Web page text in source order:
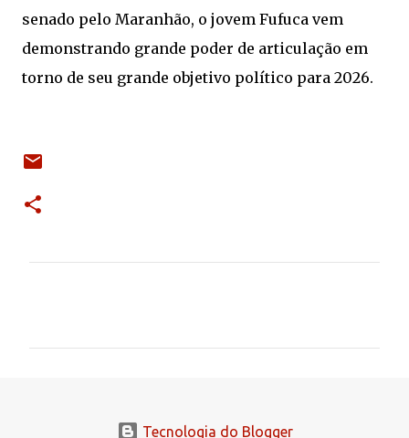
senado pelo Maranhão, o jovem Fufuca vem
demonstrando grande poder de articulação em
torno de seu grande objetivo político para 2026.
Tecnologia do Blogger